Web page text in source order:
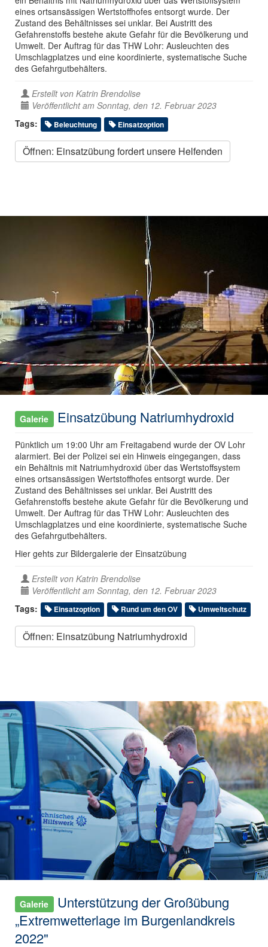
eines ortsansässigen Wertstoffhofes entsorgt wurde. Der
Zustand des Behältnisses sei unklar. Bei Austritt des
Gefahrenstoffs bestehe akute Gefahr für die Bevölkerung und
Umwelt. Der Auftrag für das THW Lohr: Ausleuchten des
Umschlagplatzes und eine koordinierte, systematische Suche
des Gefahrgutbehälters.
Erstellt von Katrin Brendolise
Veröffentlicht am Sonntag, den 12. Februar 2023
Tags:
Beleuchtung Einsatzoption
Öffnen: Einsatzübung fordert unsere Helfenden
Galerie Einsatzübung Natriumhydroxid
Pünktlich um 19:00 Uhr am Freitagabend wurde der OV Lohr
alarmiert. Bei der Polizei sei ein Hinweis eingegangen, dass
ein Behältnis mit Natriumhydroxid über das Wertstoffsystem
eines ortsansässigen Wertstoffhofes entsorgt wurde. Der
Zustand des Behältnisses sei unklar. Bei Austritt des
Gefahrenstoffs bestehe akute Gefahr für die Bevölkerung und
Umwelt. Der Auftrag für das THW Lohr: Ausleuchten des
Umschlagplatzes und eine koordinierte, systematische Suche
des Gefahrgutbehälters.
Hier gehts zur Bildergalerie der Einsatzübung
Erstellt von Katrin Brendolise
Veröffentlicht am Sonntag, den 12. Februar 2023
Tags:
Einsatzoption Rund um den OV Umweltschutz
Öffnen: Einsatzübung Natriumhydroxid
Galerie
Unterstützung der Großübung
„Extremwetterlage im Burgenlandkreis
2022"